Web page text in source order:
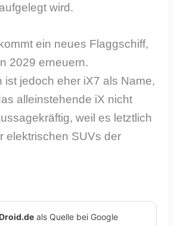
wird.
ein neues Flaggschiff,
2029 erneuern.
ist jedoch eher iX7 als Name,
alleinstehende iX nicht
weil es letztlich
elektrischen SUVs der
als Quelle bei Google